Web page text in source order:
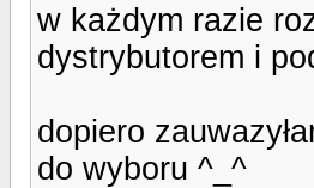
w każdym razie
dystrybutorem i
dopiero
do wyboru ^_^